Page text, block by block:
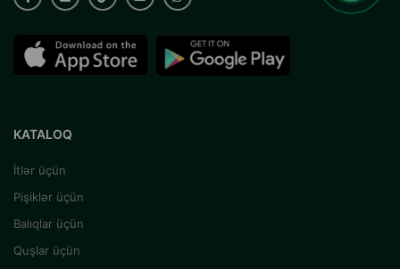
KATALOQ
İtlər üçün
Pişiklər üçün
Balıqlar üçün
Quşlar üçün